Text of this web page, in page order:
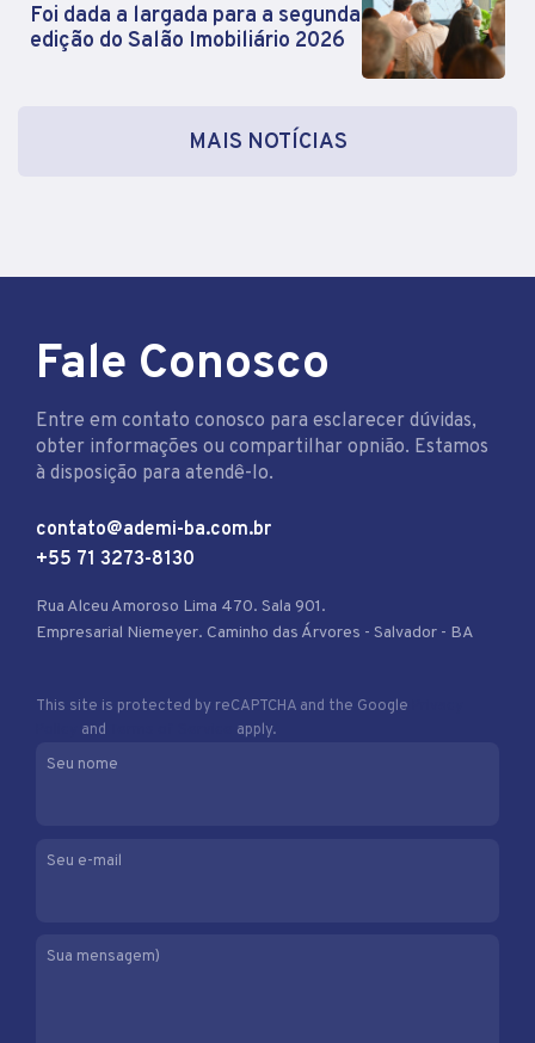
Foi dada a largada para a segunda
edição do Salão Imobiliário 2026
MAIS NOTÍCIAS
Fale Conosco
Entre em contato conosco para esclarecer dúvidas,
obter informações ou compartilhar opnião. Estamos
à disposição para atendê-lo.
contato@ademi-ba.com.br
+55 71 3273-8130
Rua Alceu Amoroso Lima 470. Sala 901.
Empresarial Niemeyer. Caminho das Árvores - Salvador - BA
This site is protected by reCAPTCHA and the Google
and
apply.
Seu nome
Seu e-mail
Sua mensagem)